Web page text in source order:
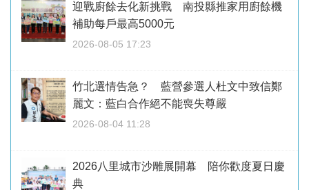
迎戰廚餘去化新挑戰 南投縣推家用廚餘機
補助每戶最高5000元
2026-08-05 17:23
竹北選情告急？ 藍營參選人杜文中致信鄭
麗文：藍白合作絕不能喪失尊嚴
2026-08-04 11:28
2026八里城市沙雕展開幕 陪你歡度夏日慶
典